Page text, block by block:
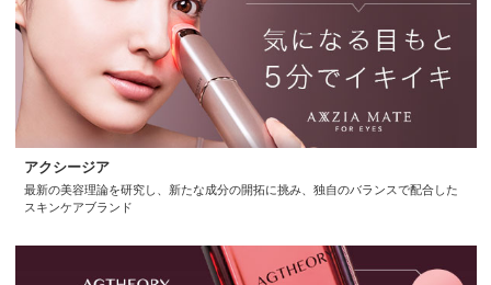
アクシージア
最新の美容理論を研究し、新たな成分の開拓に挑み、独自のバランスで配合した
スキンケアブランド